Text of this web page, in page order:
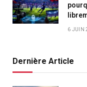
6 JUIN
Dernière Article